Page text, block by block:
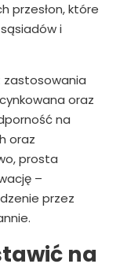
przesłon, które
i
zastosowania
oraz
na
oraz
prosta
–
przez
na